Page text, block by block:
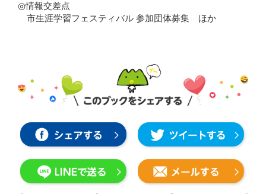
◎情報交差点
市生涯学習フェスティバル 参加団体募集 ほか